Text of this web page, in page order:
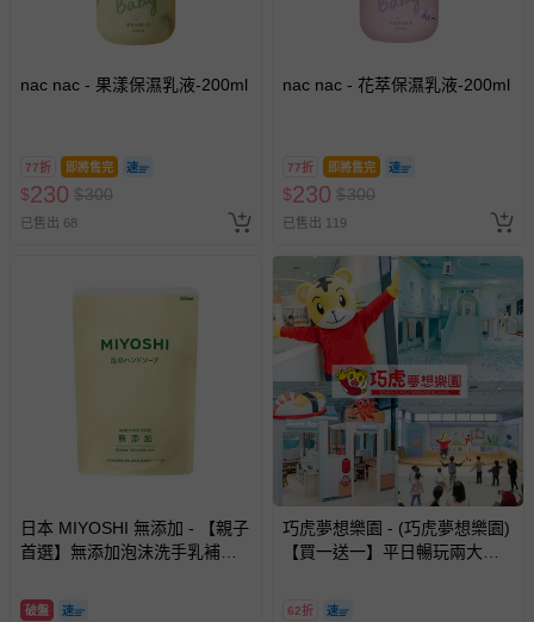
nac nac - 果漾保濕乳液-200ml
77折 即將售完
$230 $300
已售出 68
nac nac - 花萃保濕乳液-200ml
77折 即將售完
$230 $300
已售出 119
日本 MIYOSHI 無添加 - 【親子
首選】無添加泡沫洗手乳補充
破盤
巧虎夢想樂園 - (巧虎夢想樂園)
【買一送一】平日暢玩兩大一
62折